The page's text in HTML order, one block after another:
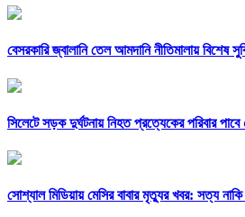
বেসরকারি জ্বালানি তেল আমদানি নীতিমালায় বিশেষ
সিলেটে সড়ক দুর্ঘটনায় নিহত প্রত্যেকের পরিবার পাবে
সোশ্যাল মিডিয়ায় মেসির বাবার মৃত্যুর খবর: সত্য